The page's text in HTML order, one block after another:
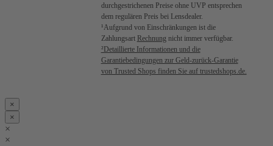
durchgestrichenen Preise ohne UVP entsprechen
dem regulären Preis bei Lensdealer.
¹Aufgrund von Einschränkungen ist die
Zahlungsart Rechnungnicht immer verfügbar.
²Detaillierte Informationen und die
Garantiebedingungen zur Geld-zurück-Garantie
von Trusted Shops finden Sie auf trustedshops.de.
×
×
×
×